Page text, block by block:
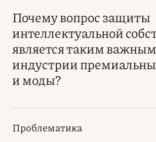
Почему вопрос защиты
интеллектуальной
является таким
индустрии
и моды?
Проблематика